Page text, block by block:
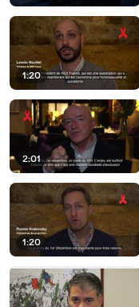
1:20
2:01
1:20